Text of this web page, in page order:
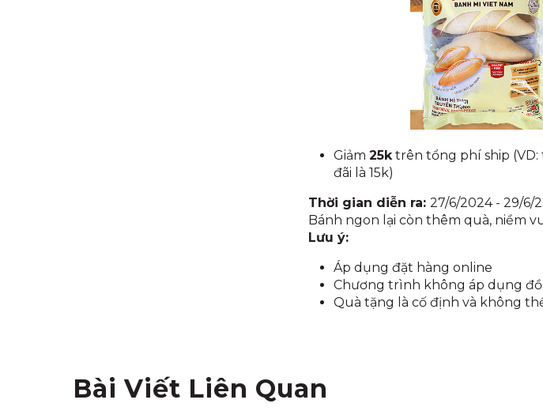
Giảm 25ktrên tổng phí ship (VD:
đãi là 15k)
Thời gian diễn ra: 27/6/2024 - 29/6/
Bánh ngon lại còn thêm quà, niềm
Lưu ý:
Áp dụng đặt hàng online
Chương trình không áp dụng
Quà tặng là cố định và không
Bài Viết Liên Quan